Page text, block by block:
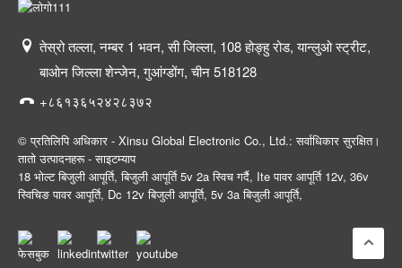
तेस्रो तल्ला, नम्बर 1 भवन, सी जिल्ला, 108 होङ्हु रोड, यान्लुओ स्ट्रीट,
बाओन जिल्ला शेन्जेन, गुआंग्डोंग, चीन 518128
+८६१३६५२४२८३७२
© प्रतिलिपि अधिकार - Xinsu Global Electronic Co., Ltd.: सर्वाधिकार सुरक्षित।
तातो उत्पादनहरू- साइटम्याप
18 भोल्ट बिजुली आपूर्ति, बिजुली आपूर्ति 5v 2a स्विच गर्दै, Ite पावर आपूर्ति 12v, 36v
स्विचिङ पावर आपूर्ति, Dc 12v बिजुली आपूर्ति, 5v 3a बिजुली आपूर्ति,